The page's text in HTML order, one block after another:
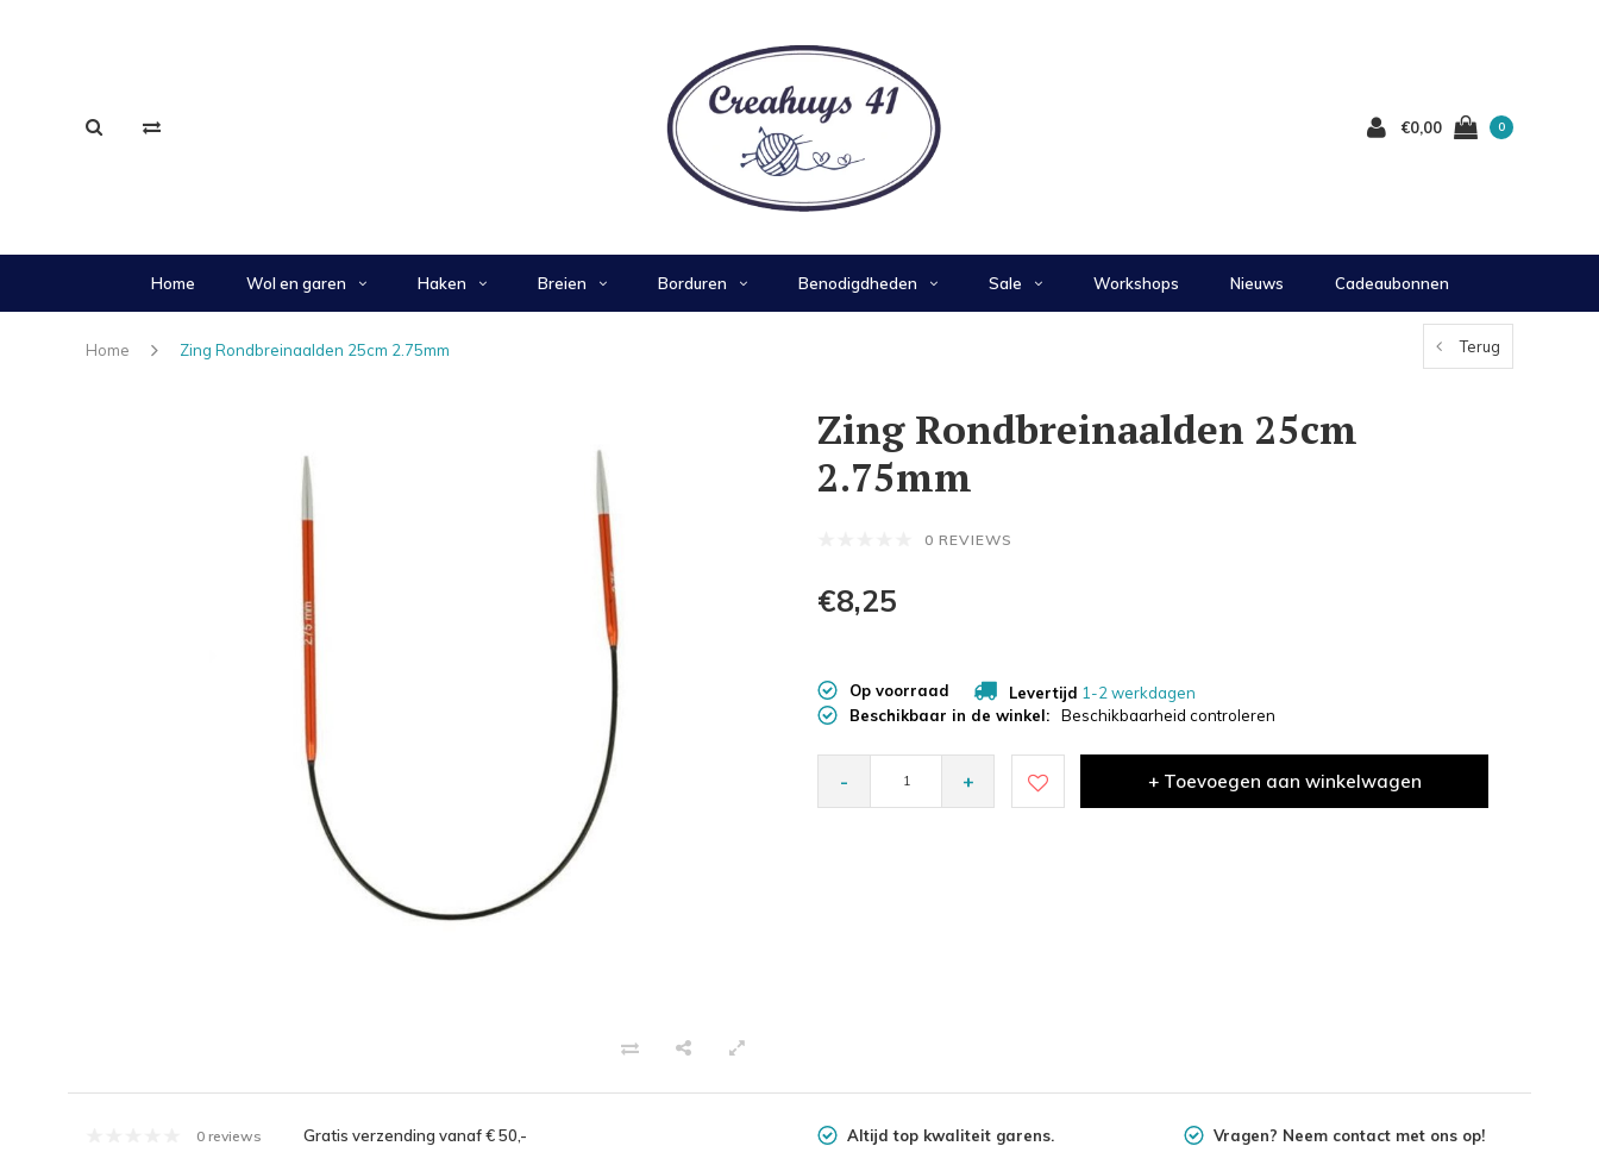
€0,00 0
Home Wol en garen Haken Breien Borduren Benodigdheden Sale Workshops Nieuws Cadeaubonnen
Home Zing Rondbreinaalden 25cm 2.75mm Terug
Zing Rondbreinaalden 25cm
2.75mm
0 REVIEWS
€8,25
Op voorraad Levertijd 1-2 werkdagen
Beschikbaar in de winkel:
Beschikbaarheid controleren
- + + Toevoegen aan winkelwagen
0 reviews Gratis verzending vanaf € 50,- Altijd top kwaliteit garens. Vragen? Neem contact met ons op!